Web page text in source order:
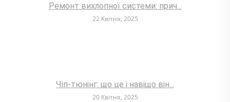
Ремонт вихлопної системи: прич...
22 Квітня, 2025
Чіп-тюнінг: що це і навіщо він...
20 Квітня, 2025